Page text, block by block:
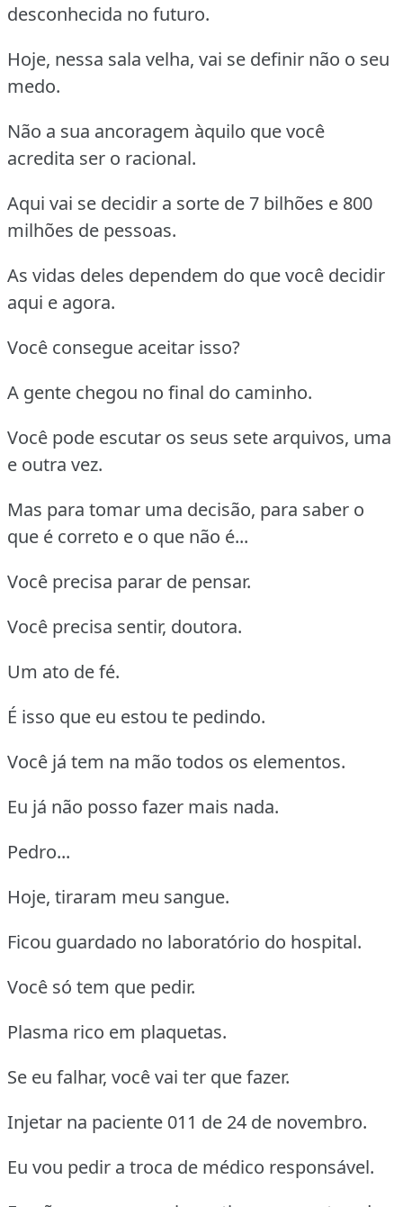
desconhecida no futuro.
Hoje, nessa sala velha, vai se definir não o seu
medo.
Não a sua ancoragem àquilo que você
acredita ser o racional.
Aqui vai se decidir a sorte de 7 bilhões e 800
milhões de pessoas.
As vidas deles dependem do que você decidir
aqui e agora.
Você consegue aceitar isso?
A gente chegou no final do caminho.
Você pode escutar os seus sete arquivos, uma
e outra vez.
Mas para tomar uma decisão, para saber o
que é correto e o que não é...
Você precisa parar de pensar.
Você precisa sentir, doutora.
Um ato de fé.
É isso que eu estou te pedindo.
Você já tem na mão todos os elementos.
Eu já não posso fazer mais nada.
Pedro...
Hoje, tiraram meu sangue.
Ficou guardado no laboratório do hospital.
Você só tem que pedir.
Plasma rico em plaquetas.
Se eu falhar, você vai ter que fazer.
Injetar na paciente 011 de 24 de novembro.
Eu vou pedir a troca de médico responsável.